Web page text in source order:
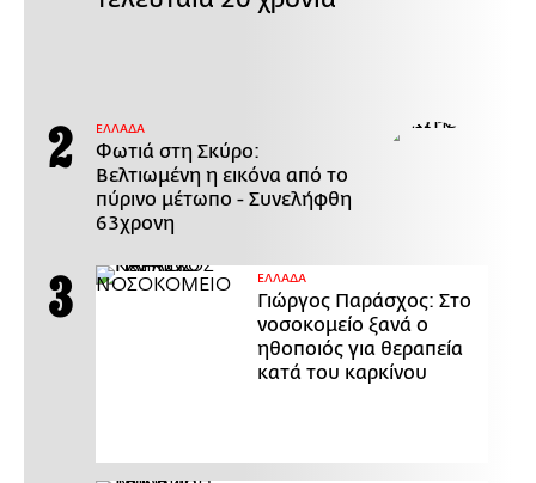
ΕΛΛΑΔΑ
Φωτιά στη Σκύρο:
Βελτιωμένη η εικόνα από το
πύρινο μέτωπο - Συνελήφθη
63χρονη
ΕΛΛΑΔΑ
Γιώργος Παράσχος: Στο
νοσοκομείο ξανά ο
ηθοποιός για θεραπεία
κατά του καρκίνου